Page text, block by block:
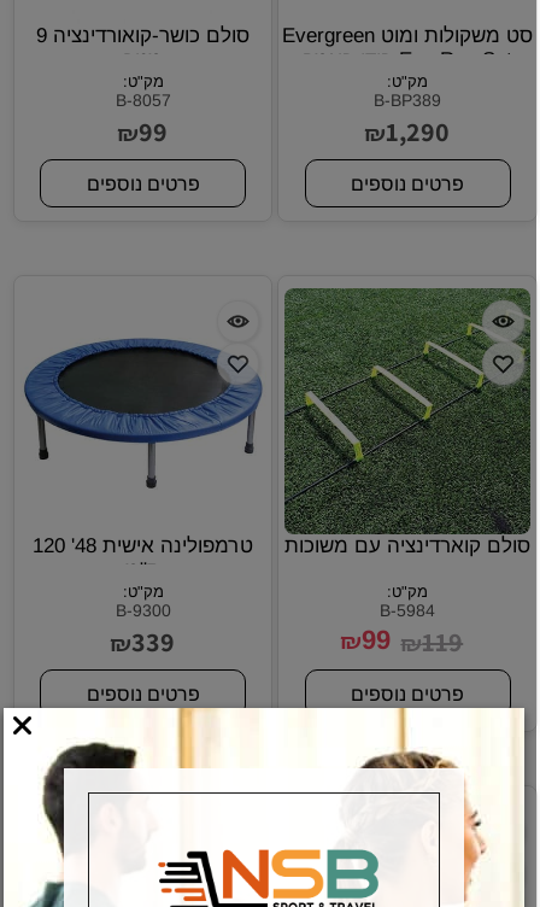
סט משקולות ומוט Evergreen
Eco Rep Set בודי באמפ
למקצוענים !
מק"ט:
B-BP389
₪1,290
פרטים נוספים
סולם כושר-קואורדינציה 9
מטר
מק"ט:
B-8057
₪99
פרטים נוספים
סולם קוארדינציה עם משוכות
מק"ט:
B-5984
₪119
₪99
פרטים נוספים
טרמפולינה אישית 48' 120
ס"מ
מק"ט:
B-9300
₪339
פרטים נוספים